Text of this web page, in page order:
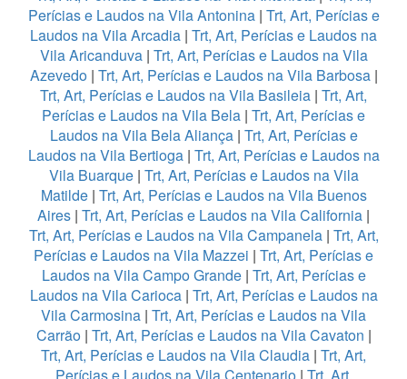
Perícias e Laudos na Vila Antonina| Trt, Art, Perícias e
Laudos na Vila Arcadia | Trt, Art, Perícias e Laudos na
Vila Aricanduva| Trt, Art, Perícias e Laudos na Vila
Azevedo| Trt, Art, Perícias e Laudos na Vila Barbosa|
Trt, Art, Perícias e Laudos na Vila Basileia | Trt, Art,
Perícias e Laudos na Vila Bela | Trt, Art, Perícias e
Laudos na Vila Bela Aliança| Trt, Art, Perícias e
Laudos na Vila Bertioga| Trt, Art, Perícias e Laudos na
Vila Buarque| Trt, Art, Perícias e Laudos na Vila
Matilde| Trt, Art, Perícias e Laudos na Vila Buenos
Aires | Trt, Art, Perícias e Laudos na Vila California |
Trt, Art, Perícias e Laudos na Vila Campanela| Trt, Art,
Perícias e Laudos na Vila Mazzei | Trt, Art, Perícias e
Laudos na Vila Campo Grande| Trt, Art, Perícias e
Laudos na Vila Carioca| Trt, Art, Perícias e Laudos na
Vila Carmosina | Trt, Art, Perícias e Laudos na Vila
Carrão| Trt, Art, Perícias e Laudos na Vila Cavaton |
Trt, Art, Perícias e Laudos na Vila Claudia | Trt, Art,